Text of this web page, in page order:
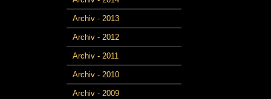
Archiv - 2013
Archiv - 2012
Archiv - 2011
Archiv - 2010
Archiv - 2009